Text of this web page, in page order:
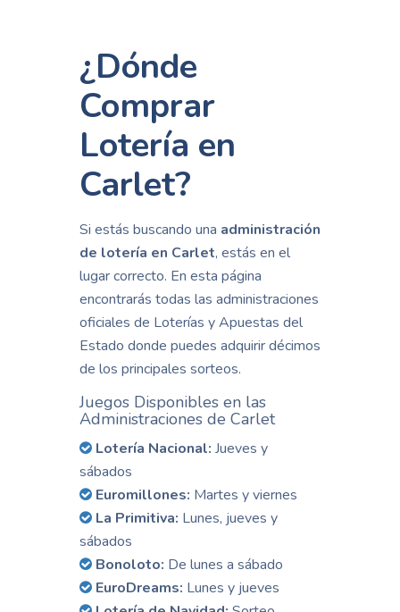
¿Dónde
Comprar
Lotería en
Carlet?
Si estás buscando una administración
de lotería en Carlet, estás en el
lugar correcto. En esta página
encontrarás todas las administraciones
oficiales de Loterías y Apuestas del
Estado donde puedes adquirir décimos
de los principales sorteos.
Juegos Disponibles en las
Administraciones de Carlet
Lotería Nacional: Jueves y
sábados
Euromillones: Martes y viernes
La Primitiva: Lunes, jueves y
sábados
Bonoloto: De lunes a sábado
EuroDreams: Lunes y jueves